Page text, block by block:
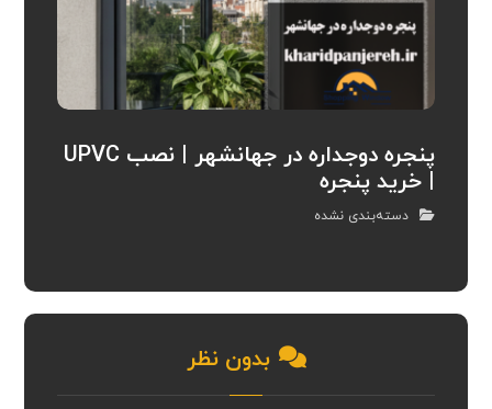
پنجره دوجداره در جهانشهر | نصب UPVC
| خرید پنجره
دسته‌بندی نشده
بدون نظر